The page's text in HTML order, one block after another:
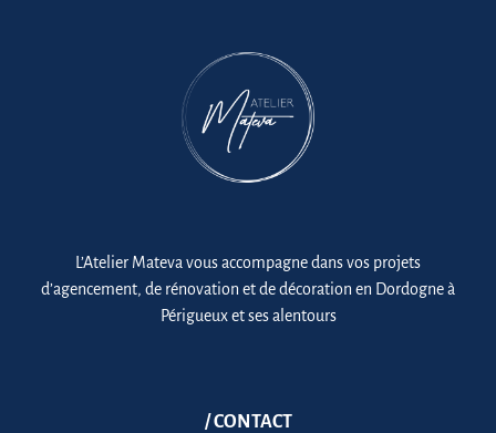
L’Atelier Mateva vous accompagne dans vos projets
d’agencement, de rénovation et de décoration en Dordogne à
Périgueux et ses alentours
/ CONTACT